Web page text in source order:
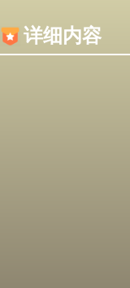
详细内容